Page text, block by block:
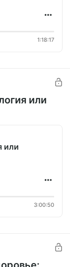
1:18:17
или
или
3:00:50